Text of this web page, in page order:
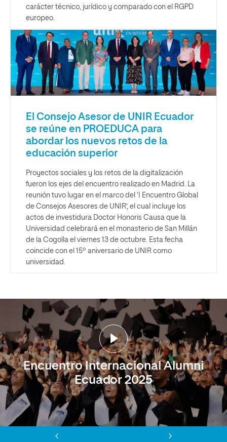
carácter técnico, jurídico y comparado con el RGPD
europeo.
El Consejo Asesor de UNIR Ecuador
se reúne en PROEDUCA para
abordar los nuevos retos de la
educación superior
Proyectos sociales y los retos de la digitalización
fueron los ejes del encuentro realizado en Madrid. La
reunión tuvo lugar en el marco del ‘I Encuentro Global
de Consejos Asesores de UNIR’, el cual incluye los
actos de investidura Doctor Honoris Causa que la
Universidad celebrará en el monasterio de San Millán
de la Cogolla el viernes 13 de octubre. Esta fecha
coincide con el 15º aniversario de UNIR como
universidad.
Encuentro Internacional Alumni
Ecuador 2025